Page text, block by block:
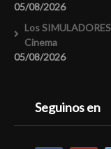
05/08/2026
Los
Cinema
05/08/2026
Seguinos en